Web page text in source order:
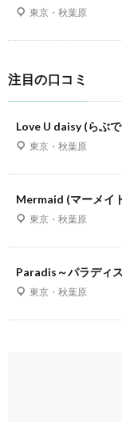
東京・秋葉原
注目の口コミ
Love U daisy (らぶ
東京・秋葉原
Mermaid (マーメイ
東京・秋葉原
Paradis～パラディ
東京・秋葉原